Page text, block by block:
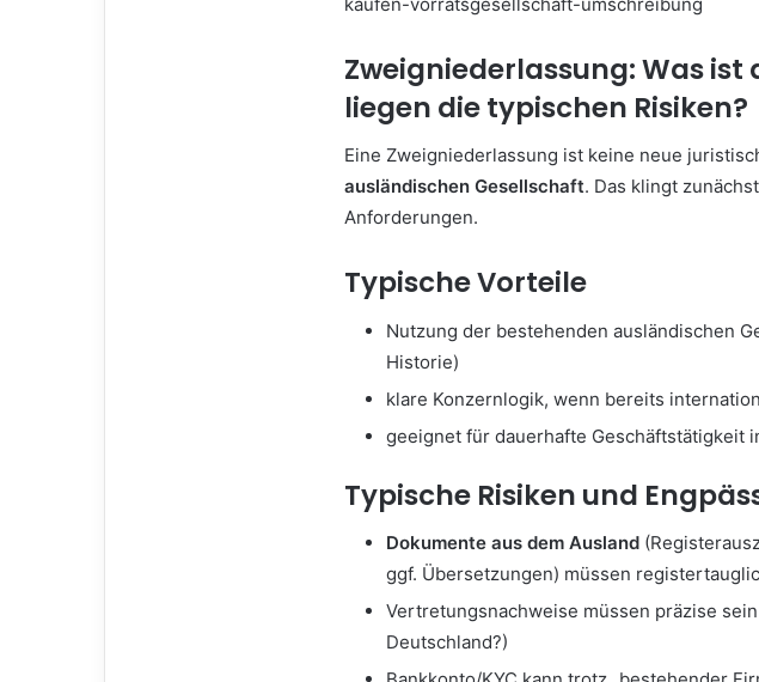
Zweigniederlassung: Was ist
liegen die typischen Risiken?
Eine Zweigniederlassung ist keine neue
ausländischen Gesellschaft. Das klingt
Anforderungen.
Typische Vorteile
Nutzung der bestehenden ausländischen
Historie)
klare Konzernlogik, wenn bereits
geeignet für dauerhafte Geschäftstätigkeit
Typische Risiken und
Dokumente aus dem Ausland
ggf. Übersetzungen) müssen
Vertretungsnachweise müssen präzise
Deutschland?)